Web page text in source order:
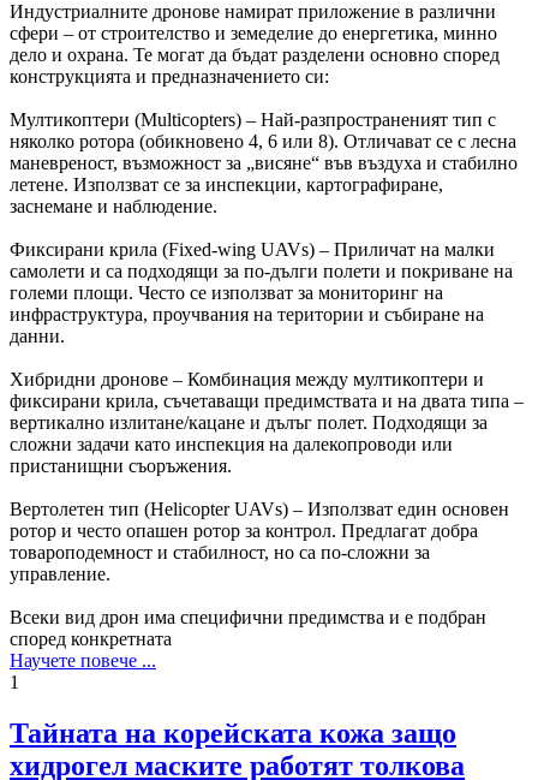
Индустриалните дронове намират приложение в различни
сфери – от строителство и земеделие до енергетика, минно
дело и охрана. Те могат да бъдат разделени основно според
конструкцията и предназначението си:
Мултикоптери (Multicopters) – Най-разпространеният тип с
няколко ротора (обикновено 4, 6 или 8). Отличават се с лесна
маневреност, възможност за „висяне“ във въздуха и стабилно
летене. Използват се за инспекции, картографиране,
заснемане и наблюдение.
Фиксирани крила (Fixed-wing UAVs) – Приличат на малки
самолети и са подходящи за по-дълги полети и покриване на
големи площи. Често се използват за мониторинг на
инфраструктура, проучвания на територии и събиране на
данни.
Хибридни дронове – Комбинация между мултикоптери и
фиксирани крила, съчетаващи предимствата и на двата типа –
вертикално излитане/кацане и дълъг полет. Подходящи за
сложни задачи като инспекция на далекопроводи или
пристанищни съоръжения.
Вертолетен тип (Helicopter UAVs) – Използват един основен
ротор и често опашен ротор за контрол. Предлагат добра
товароподемност и стабилност, но са по-сложни за
управление.
Всеки вид дрон има специфични предимства и е подбран
според конкретната
Научете повече ...
1
Тайната на корейската кожа защо
хидрогел маските работят толкова